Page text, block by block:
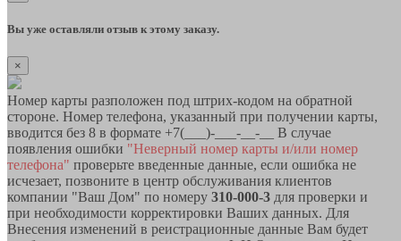
Вы уже оставляли отзыв к этому заказу.
×
Номер карты разположен под штрих-кодом на обратной
стороне. Номер телефона, указанный при получении карты,
вводится без 8 в формате +7(___)-___-__-__ В случае
появления ошибки "Неверный номер карты и/или номер
телефона" проверьте введенные данные, если ошибка не
исчезает, позвоните в центр обслуживания клиентов
компании "Ваш Дом" по номеру 310-000-3 для проверки и
при необходимости корректировки Ваших данных. Для
Внесения изменений в реистрационные данные Вам будет